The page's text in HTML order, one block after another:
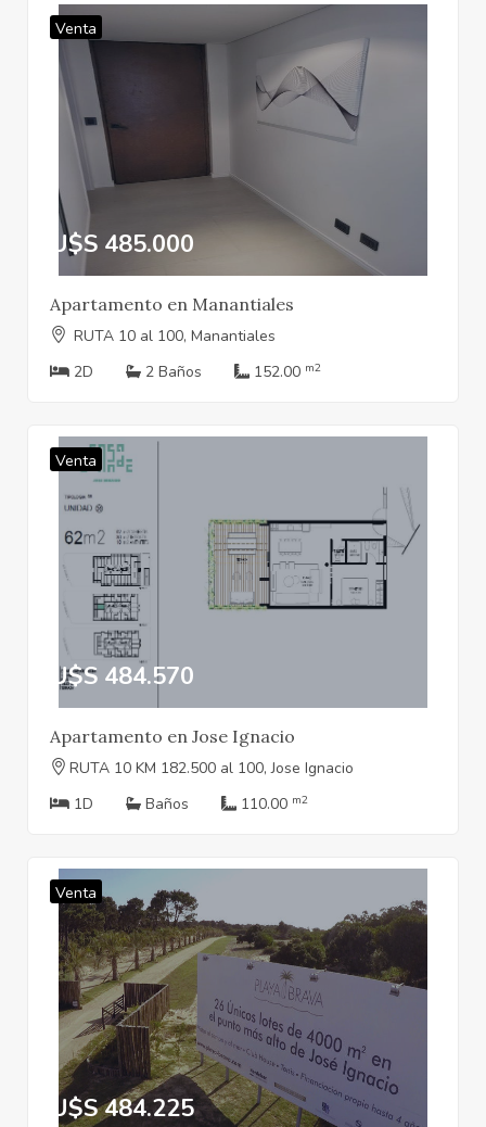
Venta
U$S 485.000
Apartamento en Manantiales
RUTA 10 al 100, Manantiales
2D
2 Baños 152.00 m2
Venta
U$S 484.570
Apartamento en Jose Ignacio
RUTA 10 KM 182.500 al 100, Jose Ignacio
1D
Baños 110.00 m2
Venta
U$S 484.225